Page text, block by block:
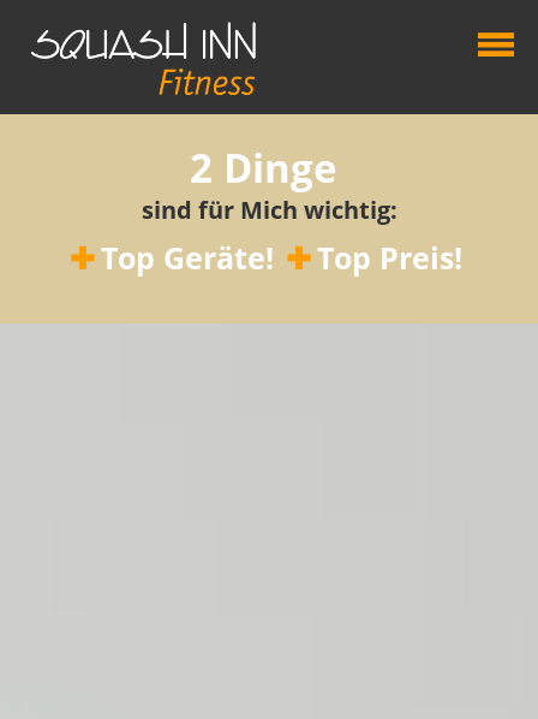
2 Dinge
sind für Mich wichtig:
Top Geräte! Top Preis!